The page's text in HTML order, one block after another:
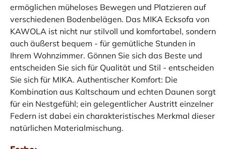
ermöglichen müheloses Bewegen und Platzieren auf
verschiedenen Bodenbelägen. Das MIKA Ecksofa von
KAWOLA ist nicht nur stilvoll und komfortabel, sondern
auch äußerst bequem - für gemütliche Stunden in
Ihrem Wohnzimmer. Gönnen Sie sich das Beste und
entscheiden Sie sich für Qualität und Stil - entscheiden
Sie sich für MIKA. Authentischer Komfort: Die
Kombination aus Kaltschaum und echten Daunen sorgt
für ein Nestgefühl; ein gelegentlicher Austritt einzelner
Federn ist dabei ein charakteristisches Merkmal dieser
natürlichen Materialmischung.